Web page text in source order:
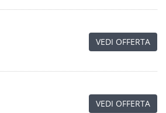
VEDI OFFERTA
VEDI OFFERTA